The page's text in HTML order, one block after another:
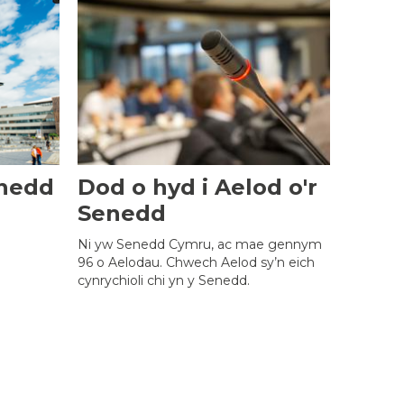
Dod o hyd i Aelod o'r
Senedd
Ni yw Senedd Cymru, ac mae gennym
96 o Aelodau. Chwech Aelod sy’n eich
cynrychioli chi yn y Senedd.